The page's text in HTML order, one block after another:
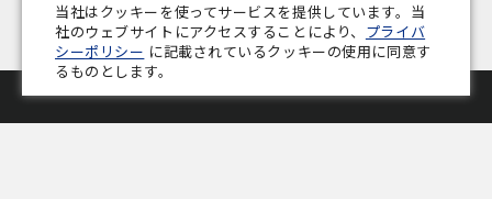
プライバシーポリシー 特定商取引法 会社概要 業務用家具コラム
当社はクッキーを使ってサービスを提供しています。当
社のウェブサイトにアクセスすることにより、 プライバ
シーポリシー に記載されているクッキーの使用に同意す
るものとします。